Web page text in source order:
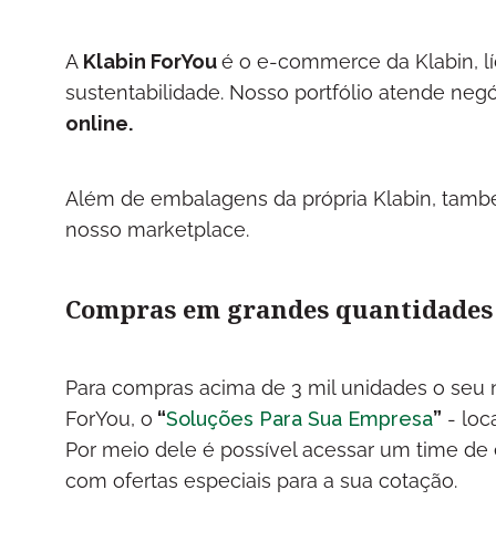
A Klabin ForYoué o e-commerce da Klabin,
sustentabilidade. Nosso portfólio atende
online.
Além de embalagens da própria Klabin,
nosso marketplace.
Compras em grandes quantidades
Para compras acima de 3 mil unidades o
ForYou, o “Soluções Para Sua Empresa” -
Por meio dele é possível acessar um time
com ofertas especiais para a sua cotação.